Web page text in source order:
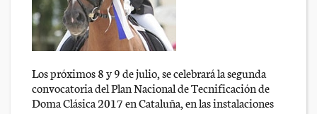
Los próximos 8 y 9 de julio, se celebrará la segunda
convocatoria del Plan Nacional de Tecnificación de
Doma Clásica 2017 en Cataluña, en las instalaciones